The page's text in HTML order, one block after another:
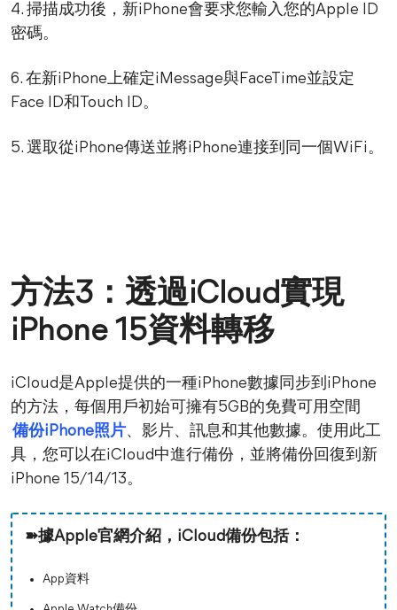
4. 掃描成功後，新iPhone會要求您輸入您的Apple ID
密碼。
6. 在新iPhone上確定iMessage與FaceTime並設定
Face ID和Touch ID。
5. 選取從iPhone傳送並將iPhone連接到同一個WiFi。
方法3：透過iCloud實現
iPhone 15資料轉移
iCloud是Apple提供的一種iPhone數據同步到iPhone
的方法，每個用戶初始可擁有5GB的免費可用空間
備份iPhone照片、影片、訊息和其他數據。使用此工
具，您可以在iCloud中進行備份，並將備份回復到新
iPhone 15/14/13。
➽據Apple官網介紹，iCloud備份包括：
App資料